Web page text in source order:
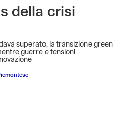
della crisi
superato, la transizione green
guerre e tensioni